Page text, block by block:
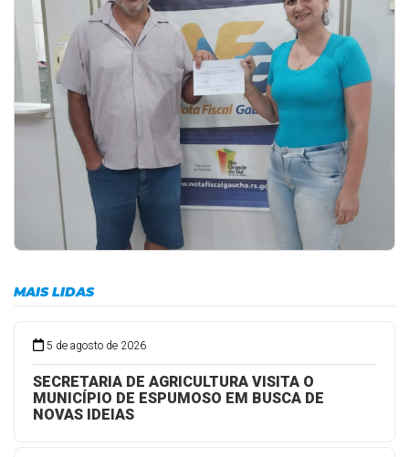
MAIS LIDAS
5 de agosto de 2026
SECRETARIA DE AGRICULTURA VISITA O
MUNICÍPIO DE ESPUMOSO EM BUSCA DE
NOVAS IDEIAS